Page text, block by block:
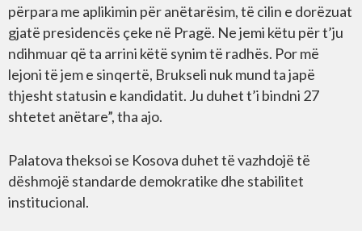
përpara me aplikimin për anëtarësim, të cilin e dorëzuat
gjatë presidencës çeke në Pragë. Ne jemi këtu për t’ju
ndihmuar që ta arrini këtë synim të radhës. Por më
lejoni të jem e sinqertë, Brukseli nuk mund ta japë
thjesht statusin e kandidatit. Ju duhet t’i bindni 27
shtetet anëtare”, tha ajo.
Palatova theksoi se Kosova duhet të vazhdojë të
dëshmojë standarde demokratike dhe stabilitet
institucional.